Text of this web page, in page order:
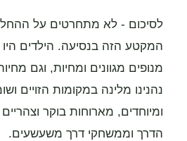
לסיכום - לא מתחרטים על
המקטע הזה בנסיעה. הילדים היו
מנופים מגוונים ומחיות, וגם
נהנינו מלינה במקומות הזויים
ומיוחדים, מארוחות בוקר
הדרך וממשחקי דרך משעשעים.